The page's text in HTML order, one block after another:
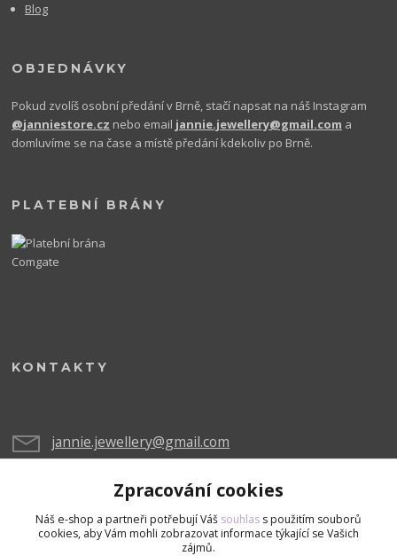
Blog
OBJEDNÁVKY
Pokud zvolíš osobní předání v Brně, stačí napsat na náš Instagram
@janniestore.cz nebo email jannie.jewellery@gmail.com a
domluvíme se na čase a místě předání kdekoliv po Brně.
PLATEBNÍ BRÁNY
KONTAKTY
jannie.jewellery@gmail.com
Zpracování cookies
Náš e-shop a partneři potřebují Váš souhlas s použitím souborů
cookies, aby Vám mohli zobrazovat informace týkající se Vašich
zájmů.